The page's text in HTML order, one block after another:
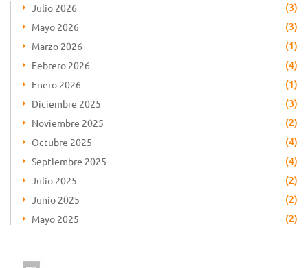
Julio 2026 (3)
Mayo 2026 (3)
Marzo 2026 (1)
Febrero 2026 (4)
Enero 2026 (1)
Diciembre 2025 (3)
Noviembre 2025 (2)
Octubre 2025 (4)
Septiembre 2025 (4)
Julio 2025 (2)
Junio 2025 (2)
Mayo 2025 (2)